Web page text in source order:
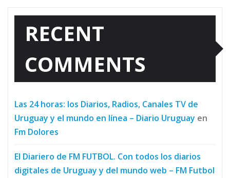
RECENT
COMMENTS
Las 24 horas: los Diarios, Radios, Canales TV de
Uruguay y el mundo en línea – Diario Uruguay en
Fm Dolores
El Diariero de FM FUTBOL. Con todos los diarios
digitales de Uruguay y del mundo web – FM Futbol